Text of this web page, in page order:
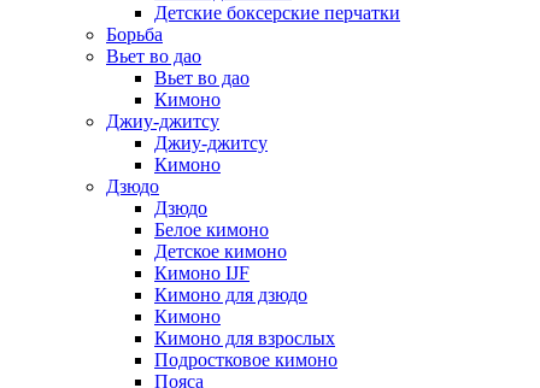
Детские боксерские перчатки
Борьба
Вьет во дао
Вьет во дао
Кимоно
Джиу-джитсу
Джиу-джитсу
Кимоно
Дзюдо
Дзюдо
Белое кимоно
Детское кимоно
Кимоно IJF
Кимоно для дзюдо
Кимоно
Кимоно для взрослых
Подростковое кимоно
Пояса